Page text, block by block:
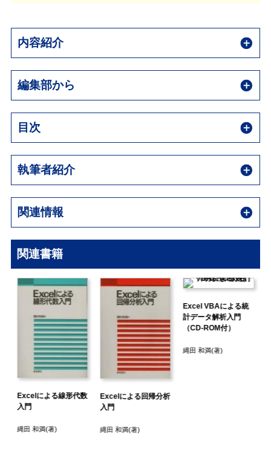
内容紹介
編集部から
目次
執筆者紹介
関連情報
関連書籍
Excelによる線形代数
入門
縄田 和満(著)
Excelによる回帰分析
入門
縄田 和満(著)
Excel VBAによる統
計データ解析入門
（CD-ROM付）
縄田 和満(著)